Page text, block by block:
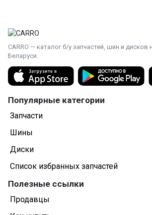
CARRO — каталог б/у запчастей, шин и дисков
Беларуси.
Популярные категории
Запчасти
Шины
Диски
Список избранных запчастей
Полезные ссылки
Продавцы